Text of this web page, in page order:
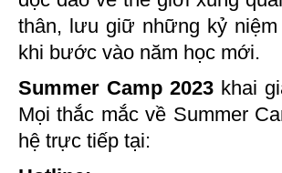
thân, lưu giữ những kỷ
khi bước vào năm học mới.
Summer Camp 2023 khai
Mọi thắc mắc về Summer
hệ trực tiếp tại: